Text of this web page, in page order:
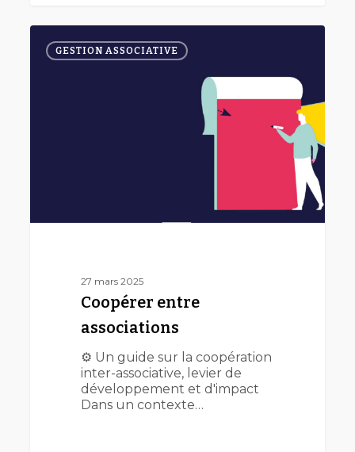
Coopérer
entre
associations
GESTION ASSOCIATIVE
27 mars 2025
Coopérer entre
associations
⚙️ Un guide sur la coopération
inter-associative, levier de
développement et d'impact
Dans un contexte…